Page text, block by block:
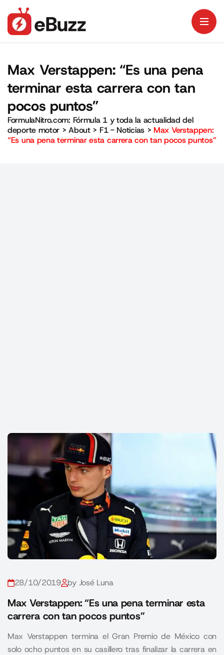
Max Verstappen: “Es una pena
terminar esta carrera con tan
pocos puntos”
FormulaNitro.com: Fórmula 1 y toda la actualidad del
deporte motor >About> F1 - Noticias> Max Verstappen:
“Es una pena terminar esta carrera con tan pocos puntos”
28/10/2019 by José Luna
Max Verstappen: “Es una pena terminar esta
carrera con tan pocos puntos”
Max Verstappen termina el Gran Premio de México con
solo ocho puntos en su casillero tras finalizar la carrera en